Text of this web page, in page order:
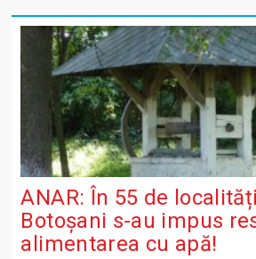
ANAR: În 55 de
Botoșani s-au impus
alimentarea cu apă!